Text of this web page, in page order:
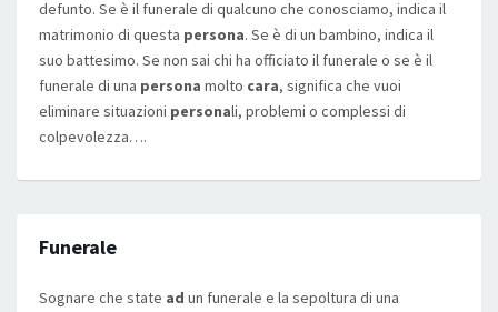
defunto. Se è il funerale di qualcuno che conosciamo, indica il
matrimonio di questa persona. Se è di un bambino, indica il
suo battesimo. Se non sai chi ha officiato il funerale o se è il
funerale di una persona molto cara, significa che vuoi
eliminare situazioni personali, problemi o complessi di
colpevolezza….
Funerale
Sognare che state ad un funerale e la sepoltura di una